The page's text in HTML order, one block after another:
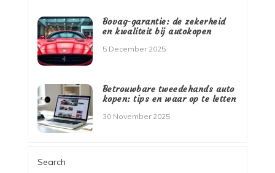
Bovag-garantie: de zekerheid
en kwaliteit bij autokopen
5 December 2025
Betrouwbare tweedehands auto
kopen: tips en waar op te letten
30 November 2025
Search